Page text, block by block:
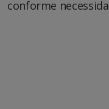
conforme